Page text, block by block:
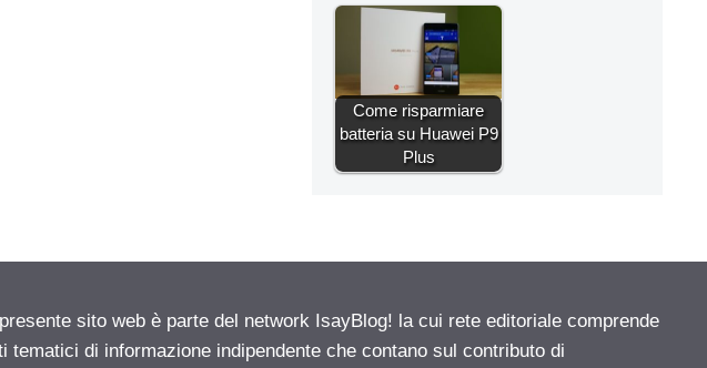
Come risparmiare
batteria su Huawei P9
Plus
sito web è parte del network IsayBlog! la cui rete editoriale comprende
tematici di informazione indipendente che contano sul contributo di